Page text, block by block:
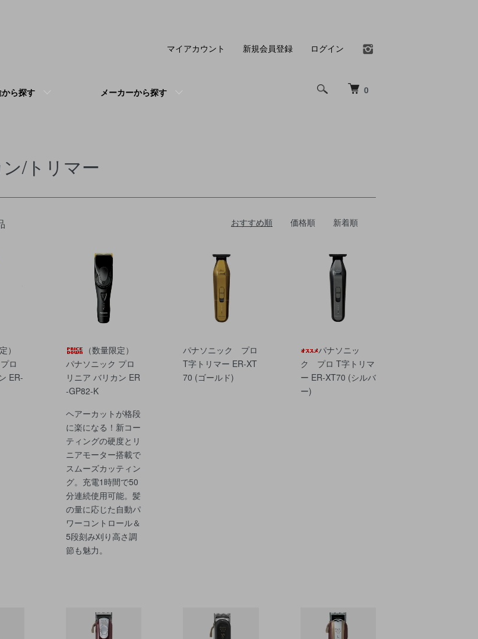
0
ら探す メーカーから探す
マイアカウント 新規会員登録 ログイン
/トリマー
おすすめ順 価格順 新着順
）
ロ
ER-
（数量限定）
パナソニック プロ
リニア バリカン ER
-GP82-K
ヘアーカットが格段
に楽になる！新コー
ティングの硬度とリ
ニアモーター搭載で
スムーズカッティン
グ。充電1時間で50
分連続使用可能。髪
の量に応じた自動パ
ワーコントロール＆
5段刻み刈り高さ調
節も魅力。
パナソニック プロ
T字トリマー ER-XT
70 (ゴールド)
パナソニッ
ク プロ T字トリマ
ー ER-XT70 (シルバ
ー)